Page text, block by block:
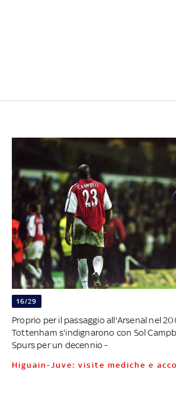
16/29
Proprio per il passaggio all'Arsenal nel
Tottenham s'indignarono con Sol
Spurs per un decennio -
Higuain-Juve: visite mediche e